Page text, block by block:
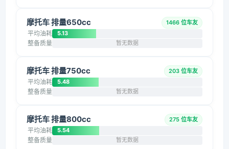
摩托车 排量650cc 1466 位车友
平均油耗 5.13
整备质量 暂无数据
摩托车 排量750cc 203 位车友
平均油耗 5.48
整备质量 暂无数据
摩托车 排量800cc 275 位车友
平均油耗 5.54
整备质量 暂无数据